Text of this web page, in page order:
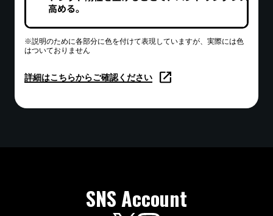
※説明のために各部分に色を付けて表現していますが、実際には色
はついておりません
詳細はこちらからご確認ください
SNS Account